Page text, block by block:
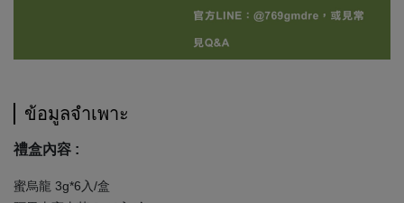
ข้อมูลจำเพาะ
禮盒內容 :
蜜烏龍 3g*6入/盒